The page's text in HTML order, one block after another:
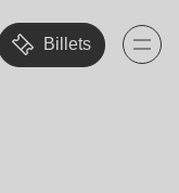
Billets